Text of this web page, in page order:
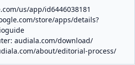
us/app/id6446038181
store/apps/details?
audiala.com/download/
about/editorial-process/